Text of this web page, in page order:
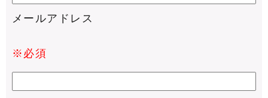
メールアドレス
※必須